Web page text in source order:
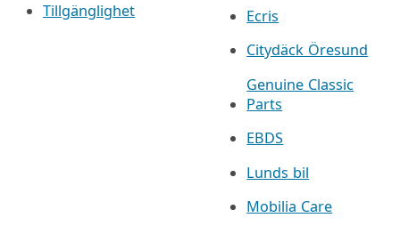
Tillgänglighet
Ecris
Citydäck Öresund
Genuine Classic
Parts
EBDS
Lunds bil
Mobilia Care